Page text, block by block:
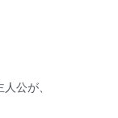
公が、